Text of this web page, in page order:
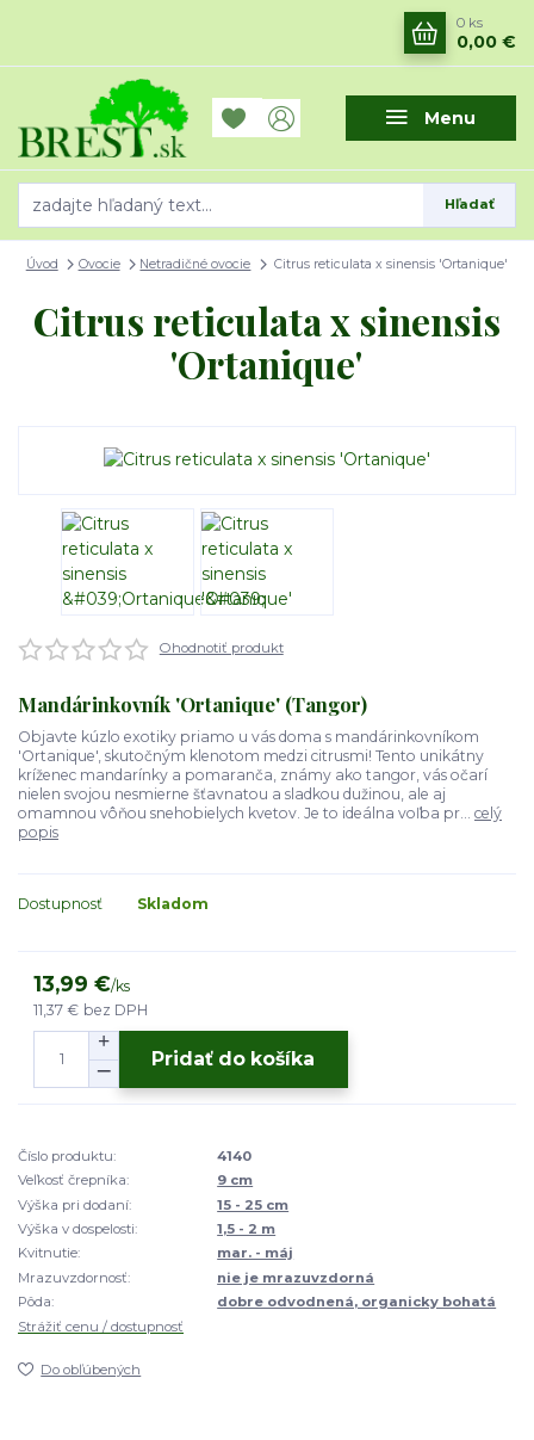
Menu
Hľadať
0 ks
0,00 €
Úvod Ovocie Netradičné ovocie Citrus reticulata x sinensis 'Ortanique'
Citrus reticulata x sinensis
'Ortanique'
Ohodnotiť produkt
Mandárinkovník 'Ortanique' (Tangor)
Objavte kúzlo exotiky priamo u vás doma s mandárinkovníkom
'Ortanique', skutočným klenotom medzi citrusmi! Tento unikátny
kríženec mandarínky a pomaranča, známy ako tangor, vás očarí
nielen svojou nesmierne šťavnatou a sladkou dužinou, ale aj
omamnou vôňou snehobielych kvetov. Je to ideálna voľba pr... celý
popis
Dostupnosť Skladom
13,99 €/ks
11,37 € bez DPH
Pridať do košíka
Číslo produktu:
4140
Veľkosť črepníka:
9 cm
Výška pri dodaní:
15 - 25 cm
Výška v dospelosti:
1,5 - 2 m
Kvitnutie:
mar. - máj
Mrazuvzdornosť:
nie je mrazuvzdorná
Pôda:
dobre odvodnená, organicky bohatá
Strážiť cenu / dostupnosť
Do obľúbených